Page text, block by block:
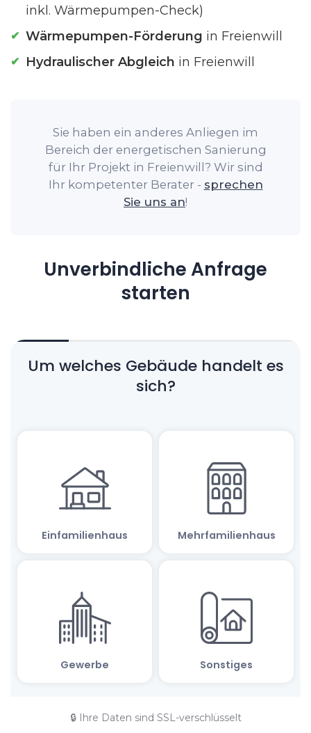
inkl. Wärmepumpen-Check)
Wärmepumpen-Förderung in Freienwill
Hydraulischer Abgleich in Freienwill
Sie haben ein anderes Anliegen im
Bereich der energetischen Sanierung
für Ihr Projekt in Freienwill? Wir sind
Ihr kompetenter Berater - sprechen
Sie uns an!
Unverbindliche Anfrage
starten
🔒 Ihre Daten sind SSL-verschlüsselt